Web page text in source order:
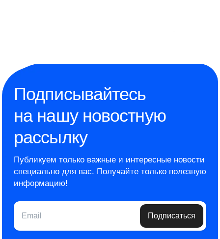
Подписывайтесь
на нашу новостную
рассылку
Публикуем только важные и интересные новости
специально для вас. Получайте только полезную
информацию!
Email Подписаться